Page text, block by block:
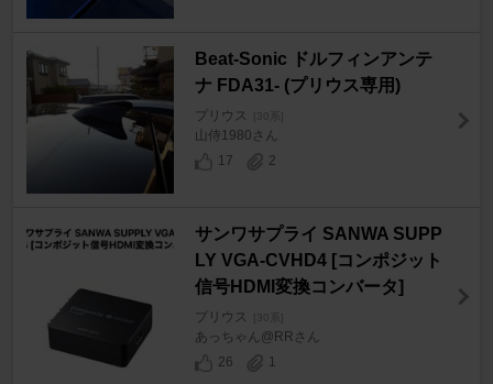
Beat-Sonic ドルフィンアンテ
ナ FDA31- (プリウス専用)
プリウス [30系]
山侍1980さん
17
2
サンワサプライ SANWA SUPP
LY VGA-CVHD4 [コンポジット
信号HDMI変換コンバータ]
プリウス [30系]
あっちゃん@RRさん
26
1